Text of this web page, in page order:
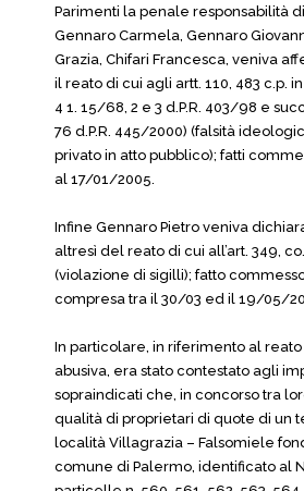
Parimenti la penale responsabilità
Gennaro Carmela, Gennaro
Grazia, Chifari Francesca, veniva
il reato di cui agli artt. 110, 483 c.p.
4 1. 15/68, 2 e 3 d.P.R. 403/98 e
76 d.P.R. 445/2000) (falsità
privato in atto pubblico); fatti
al 17/01/2005.
Infine Gennaro Pietro veniva
altresì del reato di cui all’art. 349, co.
(violazione di sigilli); fatto
compresa tra il 30/03 ed il 19/05/
In particolare, in riferimento al
abusiva, era stato contestato agli
sopraindicati che, in concorso tra
qualità di proprietari di quote di un
località Villagrazia – Falsomiele
comune di Palermo, identificato al